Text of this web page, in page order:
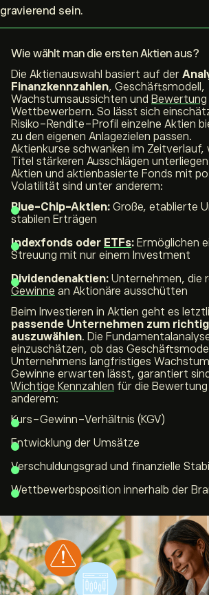
gravierend sein.
Wie wählt man die ersten Aktien aus?
Die Aktienauswahl basiert auf der
Finanzkennzahlen, Geschäftsmodell,
Wachstumsaussichten und Bewertung
Wettbewerbern. So lässt sich
Risiko-Rendite-Profil einzelne Aktien
zu den eigenen Anlagezielen passen.
Aktienkurse schwanken im Zeitverlauf,
Titel stärkeren Ausschlägen unterliegen
Aktien und aktienbasierte Fonds mit
Volatilität sind unter anderem:
Blue-Chip-Aktien: Große, etablierte
stabilen Erträgen
Indexfonds oder ETFs: Ermöglichen
Streuung mit nur einem Investment
Dividendenaktien: Unternehmen, die
Gewinne an Aktionäre ausschütten
Beim Investieren in Aktien geht es
passende Unternehmen zum
auszuwählen. Die
einzuschätzen, ob das
Unternehmens langfristiges
Gewinne erwarten lässt, garantiert
Wichtige Kennzahlen für die
anderem:
Kurs-Gewinn-Verhältnis (KGV)
Entwicklung der Umsätze
Verschuldungsgrad und finanzielle
Wettbewerbsposition innerhalb der